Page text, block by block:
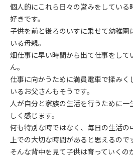
個人的にこれら日々の営みをしてい
好きです。
子供を前と後ろのいすに乗せて幼稚園
いる母親。
畑仕事に早い時間から出て仕事をして
ん。
仕事に向かうために満員電車で揉みく
いるお父さんもそうです。
人が自分と家族の生活を行うために一
しく感じます。
何も特別な時ではなく、毎日の生活の
上での大切な時間があると思えるので
そんな背中を見て子供は育っていくの